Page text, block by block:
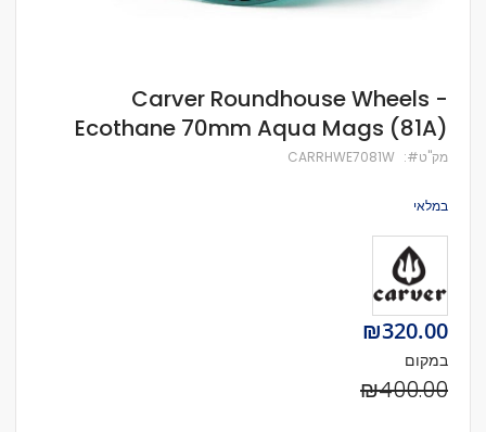
לדלג
להתחלה
של
גלריית
תמונות
Carver Roundhouse Wheels -
Ecothane 70mm Aqua Mags (81A)
מק''ט CARRHWE7081W
במלאי
Special
Price
₪320.00
במקום
₪400.00